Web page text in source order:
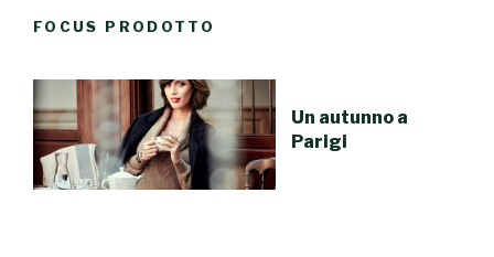
FOCUS PRODOTTO
Un autunno a
Parigi